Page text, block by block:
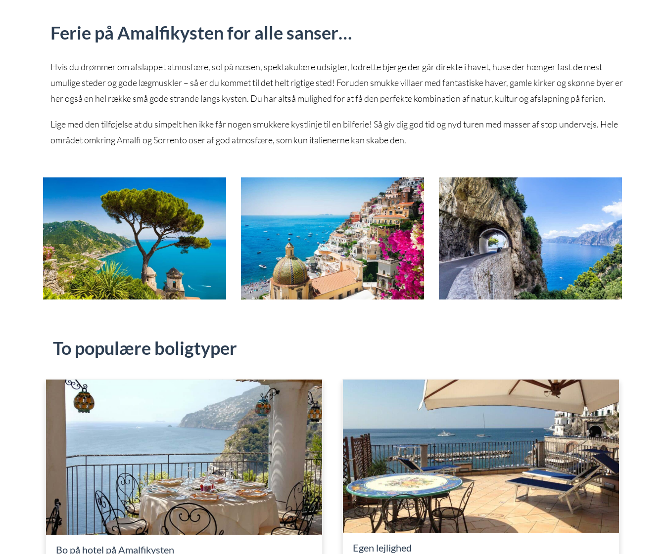
Ferie på Amalfikysten for alle sanser…
Hvis du drømmer om afslappet atmosfære, sol på næsen, spektakulære udsigter, lodrette bjerge der går direkte i havet, huse der hænger fast de mest
umulige steder og gode lægmuskler – så er du kommet til det helt rigtige sted! Foruden smukke villaer med fantastiske haver, gamle kirker og skønne byer er
her også en hel række små gode strande langs kysten. Du har altså mulighed for at få den perfekte kombination af natur, kultur og afslapning på ferien.
Lige med den tilføjelse at du simpelt hen ikke får nogen smukkere kystlinje til en bilferie! Så giv dig god tid og nyd turen med masser af stop undervejs. Hele
området omkring Amalfi og Sorrento oser af god atmosfære, som kun italienerne kan skabe den.
To populære boligtyper
Bo på hotel på Amalfikysten Egen lejlighed